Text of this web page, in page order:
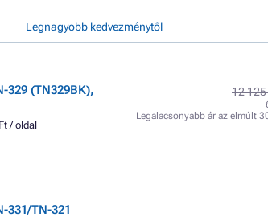
Legnagyobb kedvezménytől
329 (TN329BK),
/ oldal
12 125
Legalacsonyabb ár az elmúlt
331/TN-321